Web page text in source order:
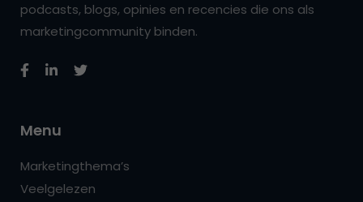
podcasts, blogs, opinies en recencies die ons als
marketingcommunity binden.
Menu
Marketingthema’s
Veelgelezen